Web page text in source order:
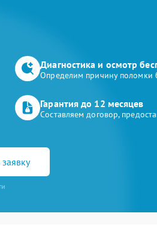
Диагностика и осмотр
Определим причину поломки
Гарантия до 12 месяцев
Составляем договор,